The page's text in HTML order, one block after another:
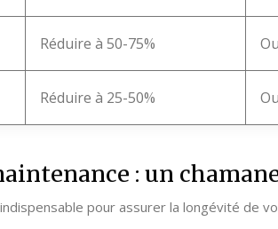
Réduire à 50-75%
Réduire à 25-50%
: un
pour assurer la longévité de